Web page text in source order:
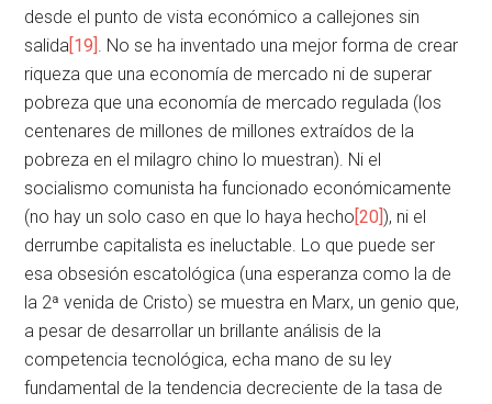
desde el punto de vista económico a callejones sin
salida[19] . No se ha inventado una mejor forma de crear
riqueza que una economía de mercado ni de superar
pobreza que una economía de mercado regulada (los
centenares de millones de millones extraídos de la
pobreza en el milagro chino lo muestran). Ni el
socialismo comunista ha funcionado económicamente
(no hay un solo caso en que lo haya hecho[20]), ni el
derrumbe capitalista es ineluctable. Lo que puede ser
esa obsesión escatológica (una esperanza como la de
la 2ª venida de Cristo) se muestra en Marx, un genio que,
a pesar de desarrollar un brillante análisis de la
competencia tecnológica, echa mano de su ley
fundamental de la tendencia decreciente de la tasa de